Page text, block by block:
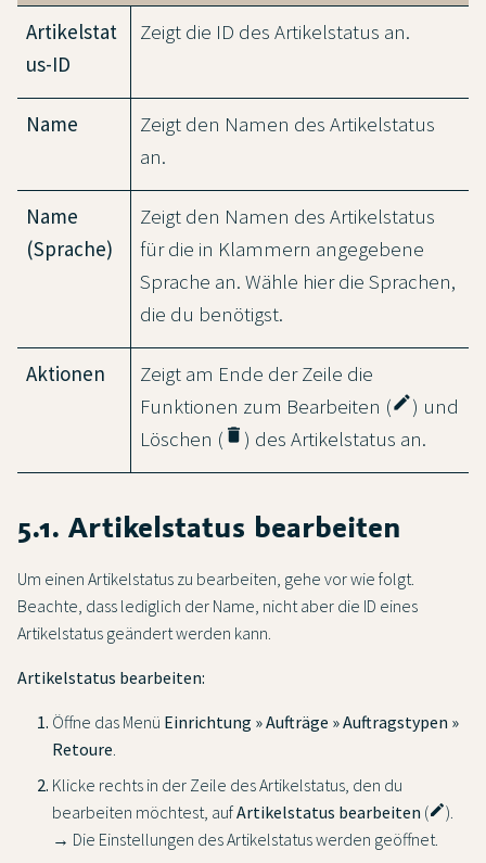
Artikelstat
us-ID
Zeigt die ID des Artikelstatus an.
Name
Zeigt den Namen des Artikelstatus
an.
Name
(Sprache)
Zeigt den Namen des Artikelstatus
für die in Klammern angegebene
Sprache an. Wähle hier die Sprachen,
die du benötigst.
Aktionen
Zeigt am Ende der Zeile die
Funktionen zum Bearbeiten (edit) und
Löschen ( delete ) des Artikelstatus an.
5.1. Artikelstatus bearbeiten
Um einen Artikelstatus zu bearbeiten, gehe vor wie folgt.
Beachte, dass lediglich der Name, nicht aber die ID eines
Artikelstatus geändert werden kann.
Artikelstatus bearbeiten:
Öffne das Menü Einrichtung » Aufträge » Auftragstypen »
Retoure.
Klicke rechts in der Zeile des Artikelstatus, den du
bearbeiten möchtest, aufArtikelstatus bearbeiten (edit).
→ Die Einstellungen des Artikelstatus werden geöffnet.